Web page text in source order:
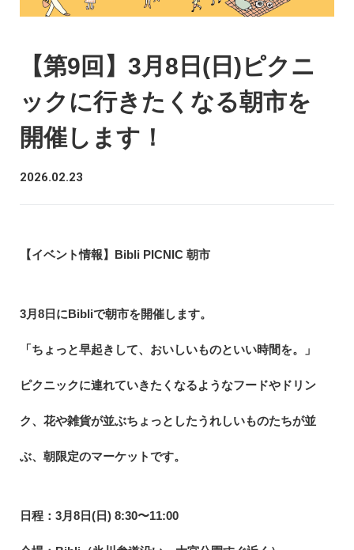
【第9回】3月8日(日)ピクニ
ックに行きたくなる朝市を
開催します！
2026.02.23
【イベント情報】Bibli PICNIC 朝市
3月8日にBibliで朝市を開催します。
「ちょっと早起きして、おいしいものといい時間を。」
ピクニックに連れていきたくなるようなフードやドリン
ク、花や雑貨が並ぶちょっとしたうれしいものたちが並
ぶ、朝限定のマーケットです。
日程：3月8日(日) 8:30〜11:00